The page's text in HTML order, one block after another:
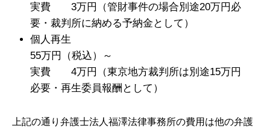
実費 3万円（管財事件の場合別途20万円必
要・裁判所に納める予納金として）
個人再生
55万円（税込）～
実費 4万円（東京地方裁判所は別途15万円
必要・再生委員報酬として）
上記の通り弁護士法人福澤法律事務所の費用は他の弁護